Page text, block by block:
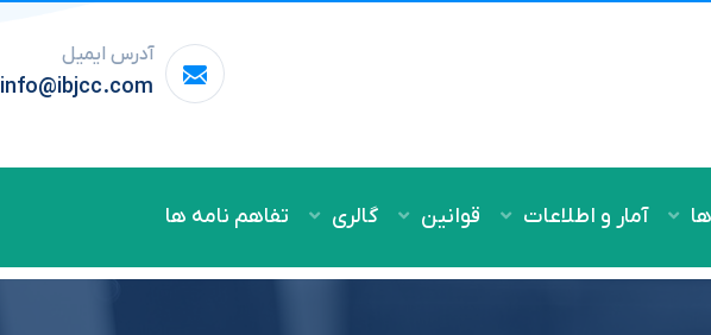
آدرس ایمیل
info@ibjcc.com
آمار و اطلاعات قوانین گالری تفاهم نامه ها